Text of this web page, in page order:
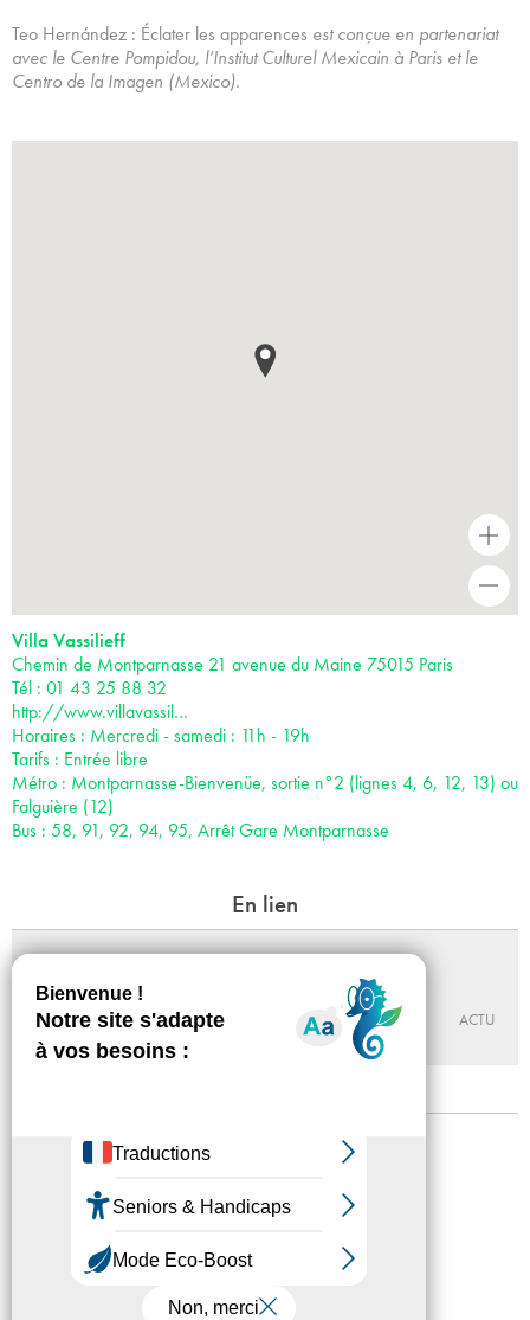
Teo Hernández : Éclater les apparences est conçue en partenariat
avec le Centre Pompidou, l’Institut Culturel Mexicain à Paris et le
Centro de la Imagen (Mexico).
+
Villa Vassilieff
Chemin de Montparnasse 21 avenue du Maine 75015 Paris
Tél : 01 43 25 88 32
http://www.villavassil…
Horaires : Mercredi - samedi : 11h - 19h
Tarifs : Entrée libre
Métro : Montparnasse-Bienvenüe, sortie n°2 (lignes 4, 6, 12, 13) ou
Falguière (12)
Bus : 58, 91, 92, 94, 95, Arrêt Gare Montparnasse
En lien
23 - 04 - 2016, 15:00
VILLA VASSILIEFF
ACTU
Accessibilité
Presse